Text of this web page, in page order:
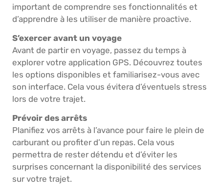
important de comprendre ses fonctionnalités et
d’apprendre à les utiliser de manière proactive.
S’exercer avant un voyage
Avant de partir en voyage, passez du temps à
explorer votre application GPS. Découvrez toutes
les options disponibles et familiarisez-vous avec
son interface. Cela vous évitera d’éventuels stress
lors de votre trajet.
Prévoir des arrêts
Planifiez vos arrêts à l’avance pour faire le plein de
carburant ou profiter d’un repas. Cela vous
permettra de rester détendu et d’éviter les
surprises concernant la disponibilité des services
sur votre trajet.